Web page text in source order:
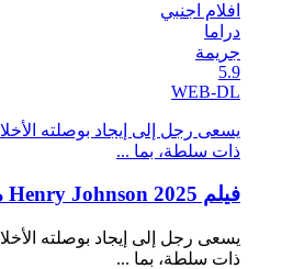
افلام اجنبي
دراما
جريمة
5.9
WEB-DL
يسعى رجل إلى إيجاد بوصلته
ذات سلطة، بما ...
فيلم Henry Johnson 2025 مترجم HD
يسعى رجل إلى إيجاد بوصلته
ذات سلطة، بما ...